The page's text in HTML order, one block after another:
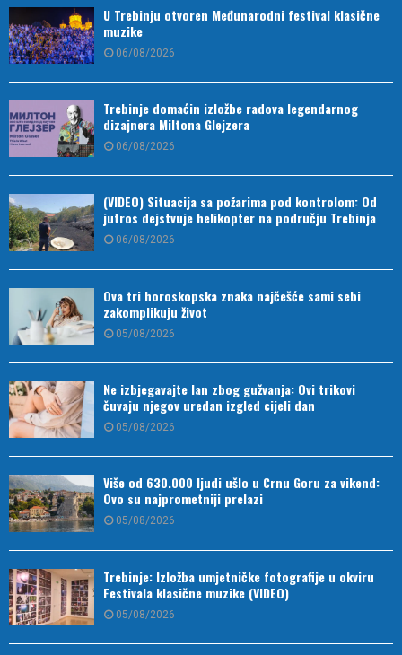
U Trebinju otvoren Međunarodni festival klasične
muzike
06/08/2026
Trebinje domaćin izložbe radova legendarnog
dizajnera Miltona Glejzera
06/08/2026
(VIDEO) Situacija sa požarima pod kontrolom: Od
jutros dejstvuje helikopter na području Trebinja
06/08/2026
Ova tri horoskopska znaka najčešće sami sebi
zakomplikuju život
05/08/2026
Ne izbjegavajte lan zbog gužvanja: Ovi trikovi
čuvaju njegov uredan izgled cijeli dan
05/08/2026
Više od 630.000 ljudi ušlo u Crnu Goru za vikend:
Ovo su najprometniji prelazi
05/08/2026
Trebinje: Izložba umjetničke fotografije u okviru
Festivala klasične muzike (VIDEO)
05/08/2026